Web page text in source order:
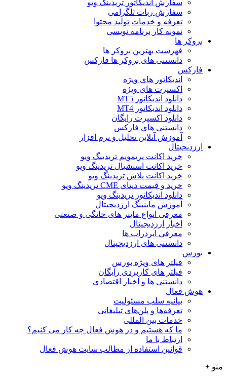
سفارش اندیکاتور تریدینگ ویو
سفارش ربات تلگرامی
تعرفه و خدمات تولید محتوا
نمونه کار برنامه نویسی
بروکر ها
فهرست بهترین بروکر ها
دانستنی های بروکر ها فارکس
فارکس
اندیکاتور های ویژه
اکسپرت های ویژه
دانلود اندیکاتور MT5
دانلود اندیکاتور MT4
دانلود اکسپرت رایگان
دانستنی های فارکس
آموزش آنلاین تحلیل و نرم افزار
ارزدیجیتال
خرید اکانت پریمویم تریدینگ ویو
خرید اکانت اسنشیال تریدینگ ویو
خرید اکانت پلاس تریدینگ ویو
خرید و قیمت دیتای CME تریدینگ ویو
دانلود اندیکاتور تریدینگ ویو
آموزش ماینینگ ارزدیجیتال
معرفی انواع ماینر های خانگی و صنعتی
اخبار ارزدیجیتال
معرفی ایردراپ ها
دانستنی های ارزدیجیتال
بورس
فیلتر های ویژه بورس
فیلتر های کاربردی رایگان
دانستنی ها و اخبار اقتصادی
هوش فعال
بیانیه سلب مسئولیت
تعرفه‌ها و پلن‌های تبلیغاتی
خدمات بین المللی
ما که هستیم و در هوش فعال چه کار می کنیم؟
ارتباط با ما
قوانین استفاده از مطالب سایت هوش فعال
منو +